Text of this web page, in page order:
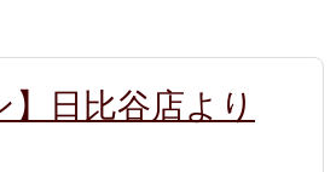
】日比谷店より